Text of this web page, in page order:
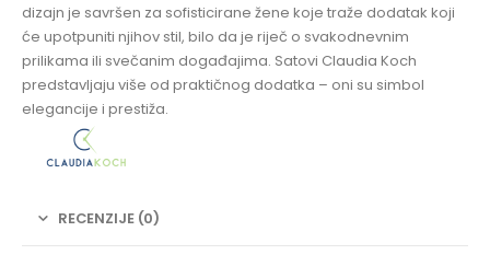
dizajn je savršen za sofisticirane žene koje traže dodatak koji
će upotpuniti njihov stil, bilo da je riječ o svakodnevnim
prilikama ili svečanim događajima. Satovi Claudia Koch
predstavljaju više od praktičnog dodatka – oni su simbol
elegancije i prestiža.
RECENZIJE (0)